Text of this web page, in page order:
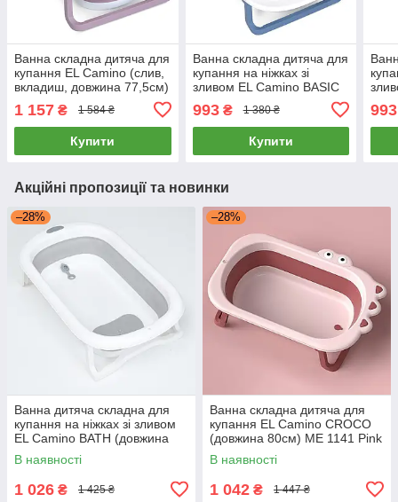
Ванна складна дитяча для
купання EL Camino (слив,
вкладиш, довжина 77,5см)
Рожевий
1 157 ₴ 1 584 ₴
Купити
Ванна складна дитяча для
купання на ніжках зі
зливом EL Camino BASIC
(довжина 78см) ME 1152
Blue Синя
993₴ 1 380 ₴
Купити
993
Акційні пропозиції та новинки
–28%
Ванна дитяча складна для
купання на ніжках зі зливом
EL Camino BATH (довжина
78см) ME 1108 Gray Сіра
В наявності
1 026 ₴ 1 425 ₴
–28%
Ванна складна дитяча для
купання EL Camino CROCO
(довжина 80см) ME 1141 Pink
Рожева
В наявності
1 042 ₴ 1 447 ₴